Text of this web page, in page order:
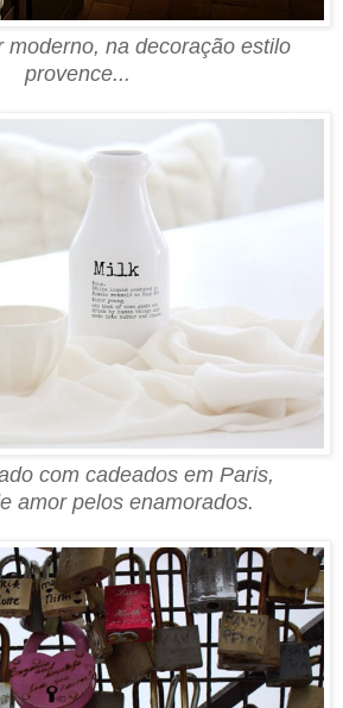
moderno, na decoração estilo
provence...
com cadeados em Paris,
amorpelos enamorados.